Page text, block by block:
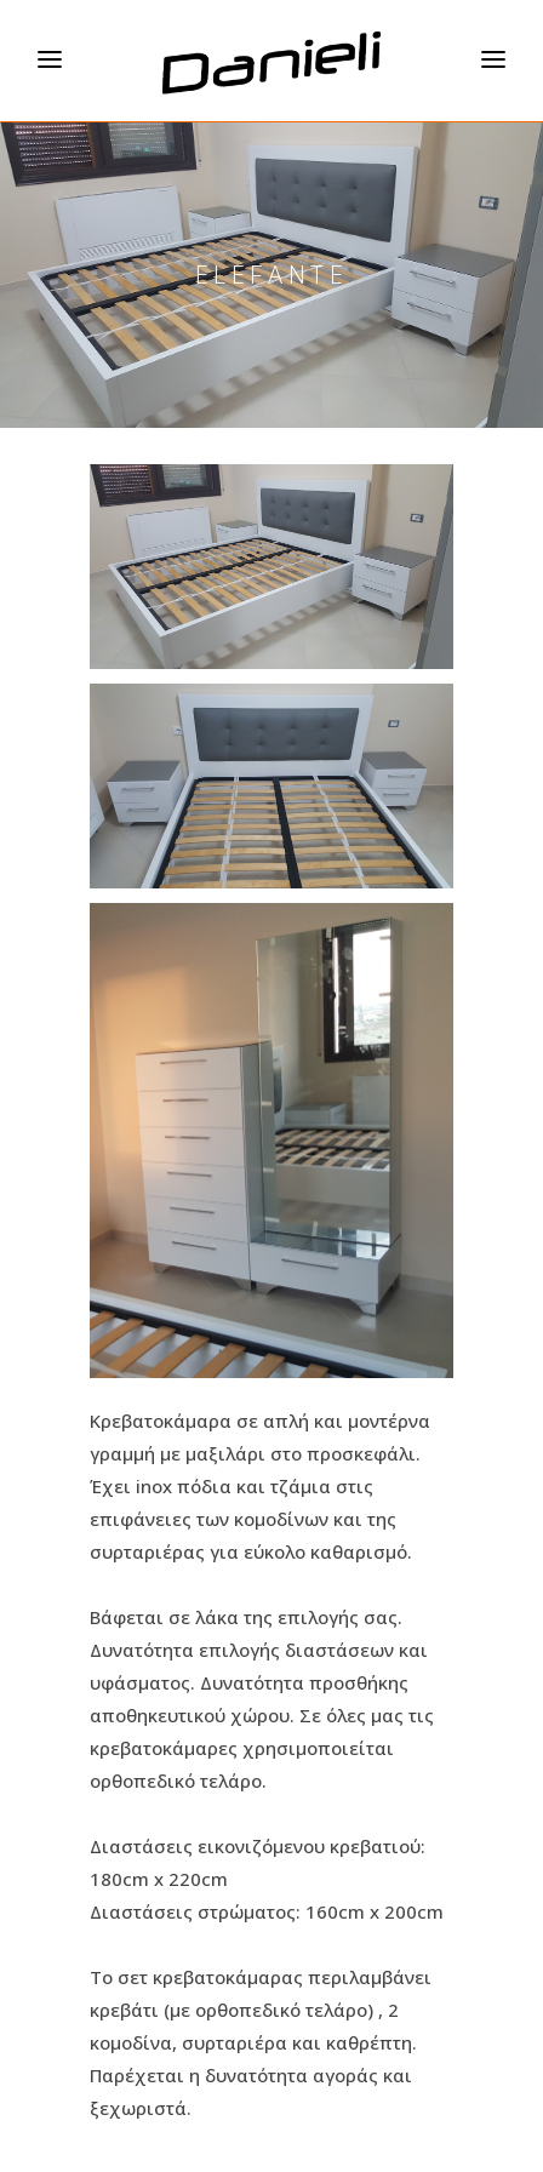
ELEFANTE
Κρεβατοκάμαρα σε απλή και μοντέρνα
γραμμή με μαξιλάρι στο προσκεφάλι.
Έχει inox πόδια και τζάμια στις
επιφάνειες των κομοδίνων και της
συρταριέρας για εύκολο καθαρισμό.
Βάφεται σε λάκα της επιλογής σας.
Δυνατότητα επιλογής διαστάσεων και
υφάσματος. Δυνατότητα προσθήκης
αποθηκευτικού χώρου. Σε όλες μας τις
κρεβατοκάμαρες χρησιμοποιείται
ορθοπεδικό τελάρο.
Διαστάσεις εικονιζόμενου κρεβατιού:
180cm x 220cm
Διαστάσεις στρώματος: 160cm x 200cm
Το σετ κρεβατοκάμαρας περιλαμβάνει
κρεβάτι (με ορθοπεδικό τελάρο) , 2
κομοδίνα, συρταριέρα και καθρέπτη.
Παρέχεται η δυνατότητα αγοράς και
ξεχωριστά.